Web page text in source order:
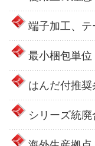
端子加工、
最小梱包単位
はんだ付推奨
シリーズ統廃